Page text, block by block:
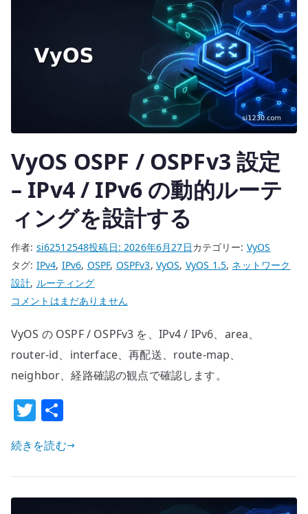
VyOS OSPF / OSPFv3 設定
– IPv4 / IPv6 の動的ルーテ
ィングを設計する
作者: si62512548投稿日:2026年6月27日カテゴリー: VyOS
タグ: IPv4, IPv6, OSPF, OSPFv3, VyOS, VyOS 1.5, ネットワーク
設計, ルーティング
VyOS
/
OSPFv3
設
IPv4
/
の
動
コメントはまだありません
VyOS の OSPF / OSPFv3 を、IPv4 / IPv6、area、
router-id、interface、再配送、route-map、
neighbor、経路確認の観点で確認します。
T
w
it
te
r
続きを読む